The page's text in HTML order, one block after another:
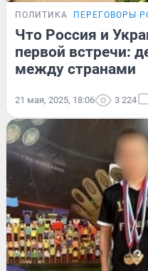
ПОЛИТИКА ПЕРЕГОВОРЫ
Что Россия и
первой встречи:
между странами
21 мая, 2025, 18:06 3 224